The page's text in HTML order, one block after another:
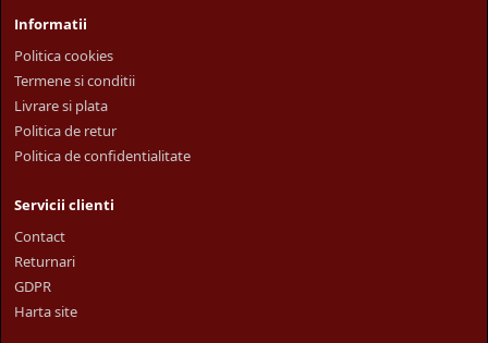
Informatii
Politica cookies
Termene si conditii
Livrare si plata
Politica de retur
Politica de confidentialitate
Servicii clienti
Contact
Returnari
GDPR
Harta site